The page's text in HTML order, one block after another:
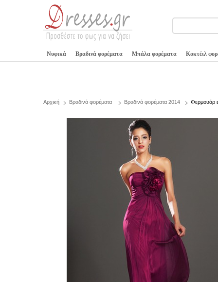
Νυφικά Βραδινά φορέματα Μπάλα φορέματα Κοκτέιλ
Αρχική Βραδινά φορέματα Βραδινά φορέματα 2014 Φερμουάρ